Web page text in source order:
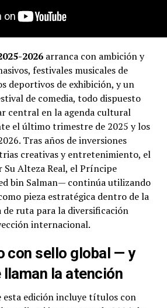
2026arranca con ambición y
festivales musicales de
deportivos de exhibición, y un
de comedia, todo dispuesto
central en la agenda cultural
el último trimestre de 2025 y los
Tras años de inversiones
creativas y entretenimiento, el
Alteza Real, el Príncipe
bin Salman— continúa utilizando
pieza estratégica dentro de la
de ruta para la diversificación
internacional.
con sello global — y
llaman la atención
esta edición incluye títulos con